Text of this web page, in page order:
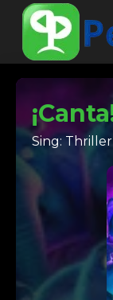
Sing: Thriller